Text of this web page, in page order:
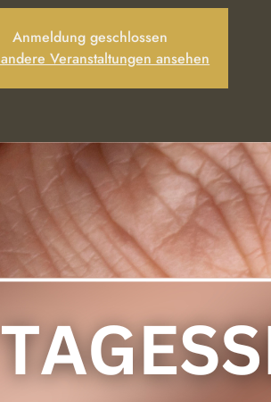
Anmeldung geschlossen
andere Veranstaltungen ansehen